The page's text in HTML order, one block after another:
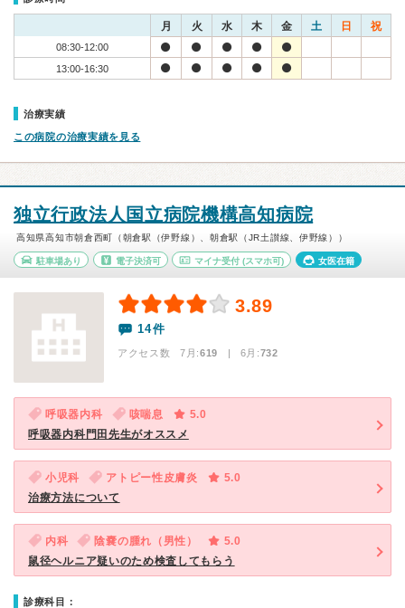
月 火 水 木 金 土 日 祝
08:30-12:00
13:00-16:30
治療実績
この病院の治療実績を見る
独立行政法人国立病院機構高知病院
高知県高知市朝倉西町（朝倉駅（伊野線）、朝倉駅（JR土讃線、伊野線））
駐車場あり 電子決済可 マイナ受付 (スマホ可) 女医在籍
3.89
14件
アクセス数 7月:619 | 6月:732
呼吸器内科 咳喘息
5.0
呼吸器内科門田先生がオススメ
小児科 アトピー性皮膚炎
5.0
治療方法について
内科 陰嚢の腫れ（男性）
5.0
鼠径ヘルニア疑いのため検査してもらう
診療科目：